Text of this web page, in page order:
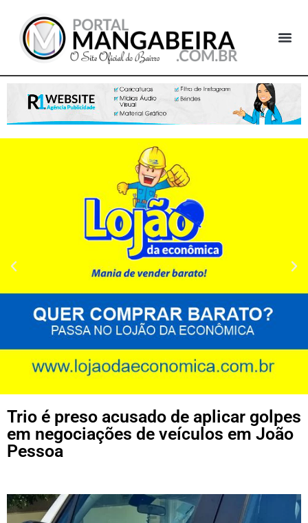
Trio é preso acusado de aplicar golpes
em negociações de veículos em João
Pessoa